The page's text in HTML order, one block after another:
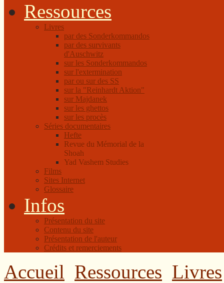
Ressources
Livres
par des Sonderkommandos
par des survivants
d'Auschwitz
sur les Sonderkommandos
sur l'extermination
par ou sur des SS
sur la "Reinhardt Aktion"
sur Majdanek
sur les ghettos
sur les procès
Séries documentaires
Hefte
Revue du Mémorial de la
Shoah
Yad Vashem Studies
Films
Sites Internet
Glossaire
Infos
Présentation du site
Contenu du site
Présentation de l'auteur
Crédits et remerciements
Accueil Ressources Livres